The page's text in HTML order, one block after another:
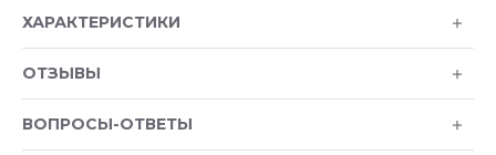
ХАРАКТЕРИСТИКИ
ОТЗЫВЫ
ВОПРОСЫ-ОТВЕТЫ